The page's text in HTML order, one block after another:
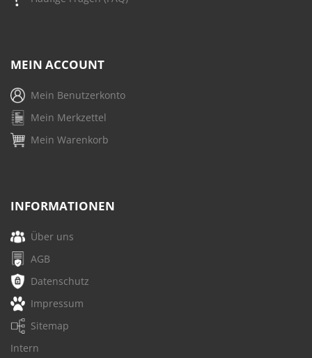
MEIN ACCOUNT
Mein Benutzerkonto
Mein Merkzettel
Mein Warenkorb
INFORMATIONEN
Über uns
AGB
Datenschutz
Impressum
Sitemap
Intern